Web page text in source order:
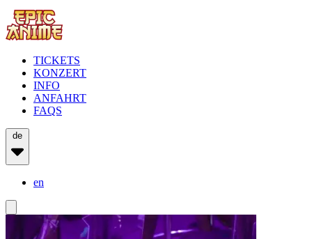
TICKETS
KONZERT
INFO
ANFAHRT
FAQS
de
en